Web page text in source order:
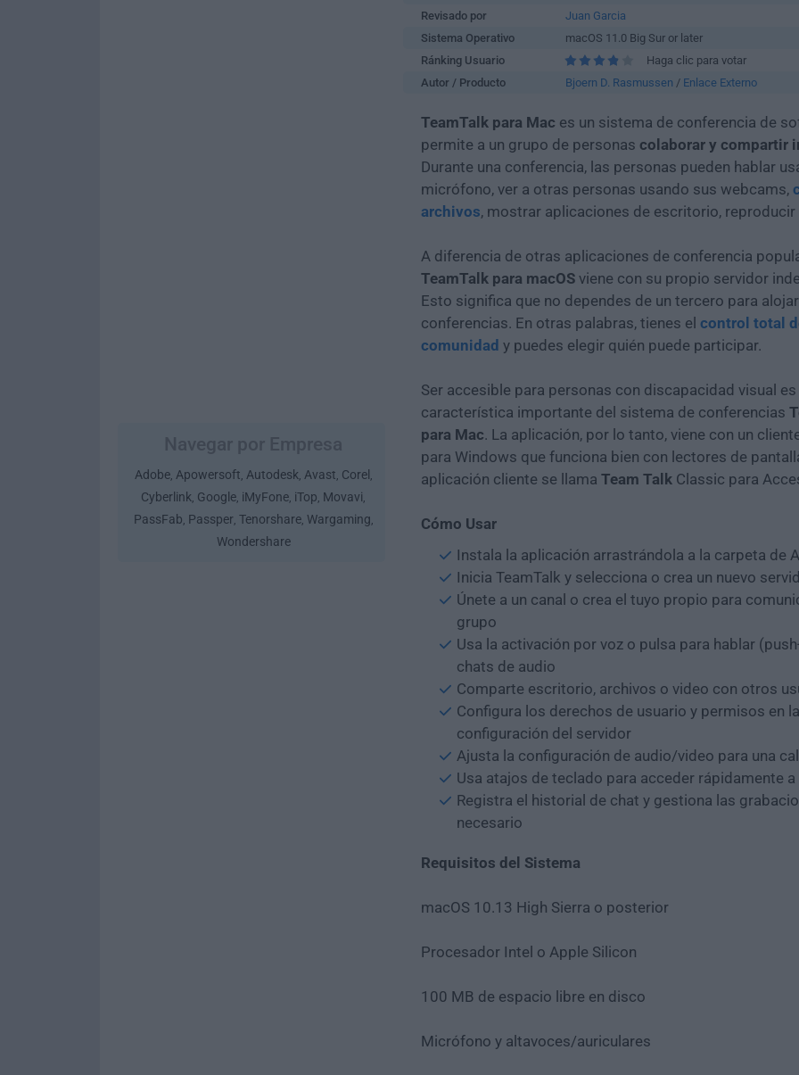
Adobe, Apowersoft, Autodesk, Avast, Corel ,
Cyberlink, Google, iMyFone, iTop, Movavi,
PassFab, Passper, Tenorshare, Wargaming,
Wondershare
Revisado por
Juan Garcia
Sistema Operativo
macOS 11.0 Big Sur or later
Ránking Usuario
Haga clic para votar
Autor / Producto
Bjoern D. Rasmussen / Enlace Externo
TeamTalk para Mac es un sistema de conferencia de
permite a un grupo de personas colaborar y compartir
Durante una conferencia, las personas pueden hablar
micrófono, ver a otras personas usando sus webcams,
archivos, mostrar aplicaciones de escritorio, reproducir
A diferencia de otras aplicaciones de conferencia
TeamTalk para macOS viene con su propio servidor
Esto significa que no dependes de un tercero para
conferencias. En otras palabras, tienes el control total
comunidad y puedes elegir quién puede participar.
Ser accesible para personas con discapacidad visual es
característica importante del sistema de conferencias
para Mac. La aplicación, por lo tanto, viene con un
para Windows que funciona bien con lectores de
aplicación cliente se llama Team Talk Classic para
Cómo Usar
Instala la aplicación arrastrándola a la carpeta de
Inicia TeamTalk y selecciona o crea un nuevo
Únete a un canal o crea el tuyo propio para
grupo
Usa la activación por voz o pulsa para hablar
chats de audio
Comparte escritorio, archivos o video con otros
Configura los derechos de usuario y permisos en la
configuración del servidor
Ajusta la configuración de audio/video para una
Usa atajos de teclado para acceder rápidamente
Registra el historial de chat y gestiona las
necesario
Requisitos del Sistema
macOS 10.13 High Sierra o posterior
Procesador Intel o Apple Silicon
100 MB de espacio libre en disco
Micrófono y altavoces/auriculares